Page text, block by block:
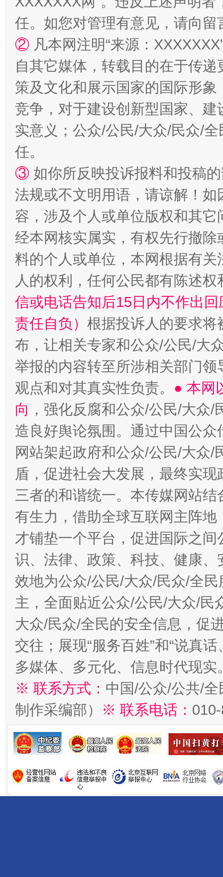
国家大学科技园优化重塑工作
扯下公款旅游的“隐身衣” 如何以
任。如您对管理有意见，请向
② 凡本网注明“来源：
自其它媒体，转载目的在于传
策及文化和展示国家的国际形
竞争，对于建设创新型国家、
实意义；公众/公民/大众/民众/
任。
③ 如你所反映投诉报料和投稿
法规或不文明用语，请谅解！
容，涉及个人或单位版权和其它
经本网核实属实，有权先行撤
料的个人或单位，本网根据有
人的权利，任何公民都有陈述
信或电话告知后15日内不作出
责任自负） 根据投诉人的要求将
布，让相关专家和公众/公民/大
举报的内容转至所涉相关部门
观点和对其真实性负责。 ● 本网
向 ，强化反腐和公众/公民/大众
造良好舆论氛围。通过中国公
网站架起政府和公众/公民/大众
盾，促进社会大发展，最终实
三者的和谐统一。本传媒网站
有生力，借助全球互联网主阵
才铺垫一个平台，促进国际之
识、法律、政策、科技、健康
效地为公众/公民/大众/民众/全
主，全面贴近公众/公民/大众/民
大众/民众/全民的安全信息，促
交往；展现“服务百姓”和“说真
多媒体、多元化、信息时代现实
※ 联系方式： 中国/公众/公共/
制作采编部）
※ 联系电话：